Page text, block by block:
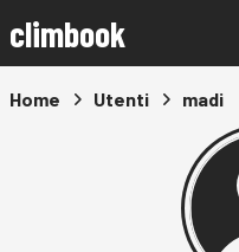
climbook
Home Utenti madi